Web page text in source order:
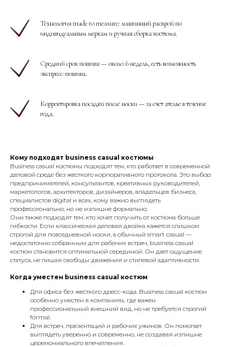
Технология made to measure: машинный раскрой по
индивидуальным меркам и ручная сборка костюма.
Средний срок пошива — около 6 недель, есть возможность
экспресс-пошива.
Корректировка посадки после носки — за счет ателье в течение
года.
Кому подходят business casual костюмы
Business casual костюмы подходят тем, кто работает в современной
деловой среде без жесткого корпоративного протокола. Это выбор
предпринимателей, консультантов, креативных руководителей,
маркетологов, архитекторов, дизайнеров, владельцев бизнеса,
специалистов digital и всех, кому важно выглядеть
профессионально, но не излишне формально.
Они также подходят тем, кто хочет получить от костюма больше
гибкости. Если классическая деловая двойка кажется слишком
строгой для повседневной носки, а обычный smart casual —
недостаточно собранным для рабочих встреч, business casual
костюм становится оптимальной серединой. Он дает ощущение
статуса, не лишая свободы движения и стилевой адаптивности.
Когда уместен business casual костюм
Для офиса без жесткого дресс-кода. Business casual костюм
особенно уместен в компаниях, где важен
профессиональный внешний вид, но не требуется строгий
formal.
Для встреч, презентаций и рабочих ужинов. Он помогает
выглядеть уверенно и современно, не создавая излишне
церемониального впечатления.